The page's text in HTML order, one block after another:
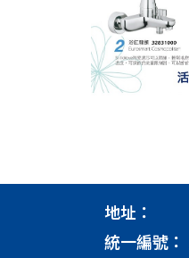
地址：
統一編號：